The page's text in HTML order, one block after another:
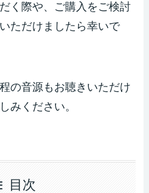
く際や、ご購入をご検討
ただけましたら幸いで
の音源もお聴きいただけ
みください。
目次